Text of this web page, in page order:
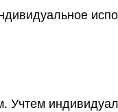
Учтем